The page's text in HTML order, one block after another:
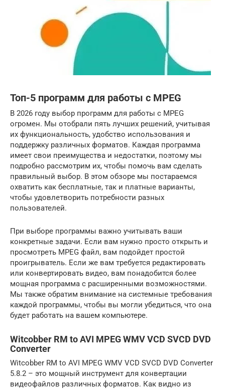
Топ-5 программ для работы с MPEG
В 2026 году выбор программ для работы с MPEG
огромен. Мы отобрали пять лучших решений, учитывая
их функциональность, удобство использования и
поддержку различных форматов. Каждая программа
имеет свои преимущества и недостатки, поэтому мы
подробно рассмотрим их, чтобы помочь вам сделать
правильный выбор. В этом обзоре мы постараемся
охватить как бесплатные, так и платные варианты,
чтобы удовлетворить потребности разных
пользователей.
При выборе программы важно учитывать ваши
конкретные задачи. Если вам нужно просто открыть и
просмотреть MPEG файл, вам подойдет простой
проигрыватель. Если же вам требуется редактировать
или конвертировать видео, вам понадобится более
мощная программа с расширенными возможностями.
Мы также обратим внимание на системные требования
каждой программы, чтобы вы могли убедиться, что она
будет работать на вашем компьютере.
Witcobber RM to AVI MPEG WMV VCD SVCD DVD
Converter
Witcobber RM to AVI MPEG WMV VCD SVCD DVD Converter
5.8.2 – это мощный инструмент для конвертации
видеофайлов различных форматов. Как видно из